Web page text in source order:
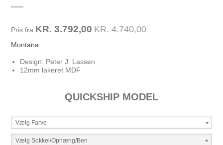
Pris fra KR. 3.792,00 KR. 4.740,00
Montana
Design: Peter J. Lassen
12mm lakeret MDF
QUICKSHIP MODEL
Vælg Farve
Vælg Sokkel/Ophæng/Ben